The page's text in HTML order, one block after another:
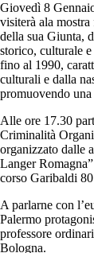
Giovedì 8
visiterà ala
della sua Giunta,
storico, culturale
fino al 1990,
culturali e dalla
promuovendo
Alle ore 17.30
Criminalità
organizzato dalle
Langer
corso Garibaldi
A parlarne con
Palermo
professore
Bologna.